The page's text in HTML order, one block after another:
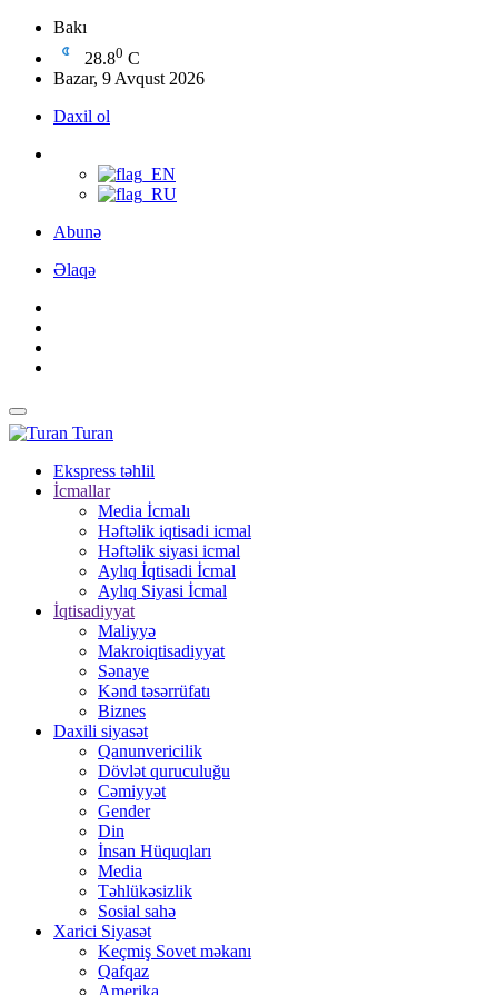
Bakı
28.80 C
Bazar, 9 Avqust 2026
Daxil ol
Abunə
Əlaqə
Turan
Ekspress təhlil
İcmallar
Media İcmalı
Həftəlik iqtisadi icmal
Həftəlik siyasi icmal
Aylıq İqtisadi İcmal
Aylıq Siyasi İcmal
İqtisadiyyat
Maliyyə
Makroiqtisadiyyat
Sənaye
Kənd təsərrüfatı
Biznes
Daxili siyasət
Qanunvericilik
Dövlət quruculuğu
Cəmiyyət
Gender
Din
İnsan Hüquqları
Media
Təhlükəsizlik
Sosial sahə
Xarici Siyasət
Keçmiş Sovet məkanı
Qafqaz
Amerika